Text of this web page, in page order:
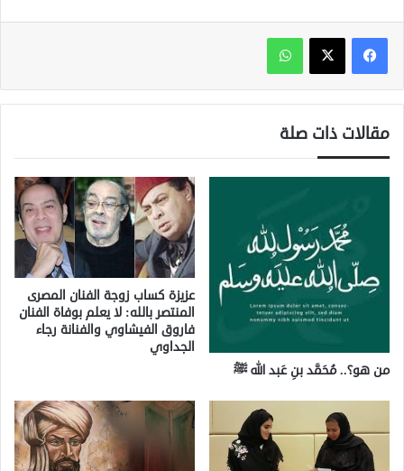
واتساب
مقالات ذات صلة
من هو؟.. مُحَمَّد بنِ عَبد الله ﷺ
عزيزة كساب زوجة الفنان المصرى
المنتصر بالله: لا يعلم بوفاة الفنان
فاروق الفيشاوي والفنانة رجاء
الجداوي